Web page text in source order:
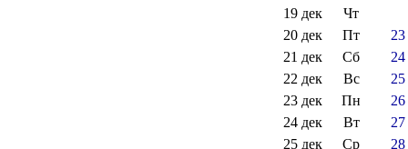
19 дек
Чт
20 дек
Пт
23
21 дек
Сб
24
22 дек
Вс
25
23 дек
Пн
26
24 дек
Вт
27
25 дек
Ср
28